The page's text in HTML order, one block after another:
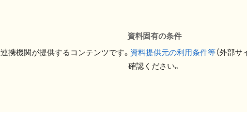
資料固有の条件
連携機関が提供するコンテンツです。 資料提供元の利用条件等（外部
確認ください。